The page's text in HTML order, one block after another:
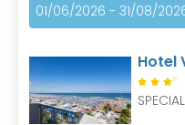
01/06/2026 - 31/08/
Hotel
S